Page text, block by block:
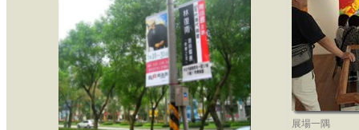
展場一隅